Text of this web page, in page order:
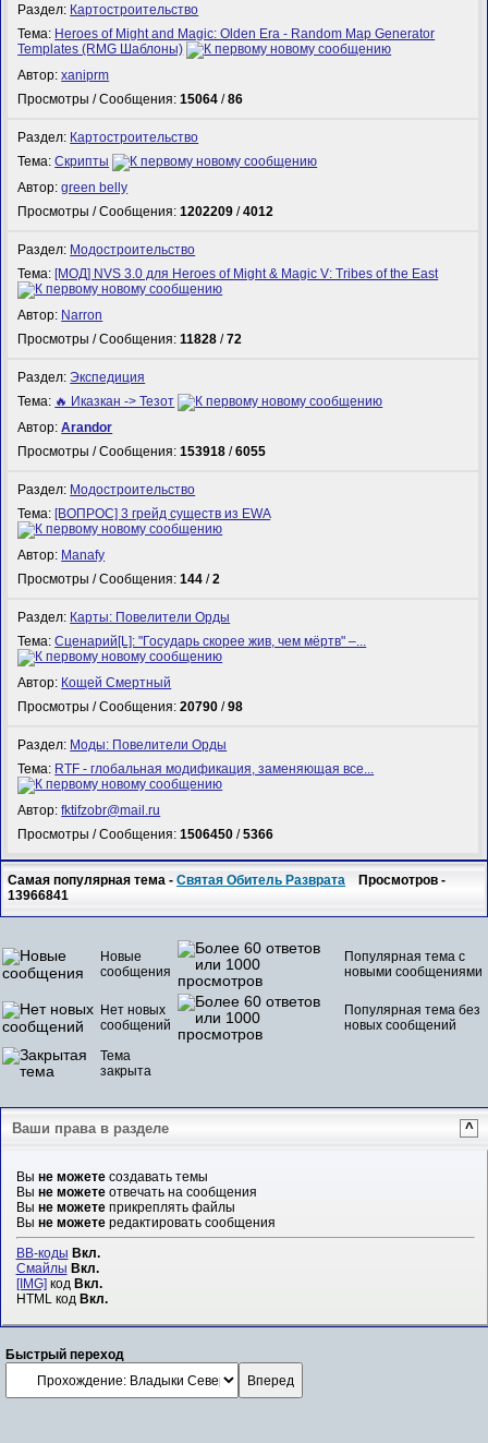
Раздел: Картостроительство
Тема: Heroes of Might and Magic: Olden Era - Random Map Generator
Templates (RMG Шаблоны)
Автор:xaniprm
Просмотры / Сообщения:15064 /86
Раздел: Картостроительство
Тема:Скрипты
Автор:green belly
Просмотры / Сообщения:1202209 /4012
Раздел: Модостроительство
Тема: [МОД] NVS 3.0 для Heroes of Might & Magic V: Tribes of the East
Автор: Narron
Просмотры / Сообщения:11828 /72
Раздел:Экспедиция
Тема: 🔥 Иказкан -> Тезот
Автор:Arandor
Просмотры / Сообщения:153918 /6055
Раздел: Модостроительство
Тема: [ВОПРОС] 3 грейд существ из EWA
Автор: Manafy
Просмотры / Сообщения:144 /2
Раздел: Карты: Повелители Орды
Тема:Сценарий[L]: "Государь скорее жив, чем мёртв" –...
Автор: Кощей Смертный
Просмотры / Сообщения:20790 /98
Раздел: Моды: Повелители Орды
Тема: RTF - глобальная модификация, заменяющая все...
Автор:fktifzobr@mail.ru
Просмотры / Сообщения:1506450 /5366
Самая популярная тема -Святая Обитель Разврата Просмотров -
13966841
Новые
сообщения
Популярная тема с
новыми сообщениями
Нет новых
сообщений
Популярная тема без
новых сообщений
Тема
закрыта
Ваши права в разделе ^
Вы не можетесоздавать темы
Вы не можетеотвечать на сообщения
Вы не можетеприкреплять файлы
Вы не можетередактировать сообщения
BB-коды Вкл.
Смайлы Вкл.
[IMG]код Вкл.
HTML код Вкл.
Быстрый переход